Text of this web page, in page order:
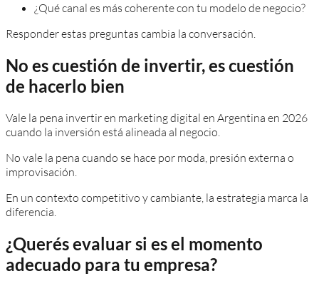
¿Qué canal es más coherente con tu modelo de negocio?
Responder estas preguntas cambia la conversación.
No es cuestión de invertir, es cuestión
de hacerlo bien
Vale la pena invertir en marketing digital en Argentina en 2026
cuando la inversión está alineada al negocio.
No vale la pena cuando se hace por moda, presión externa o
improvisación.
En un contexto competitivo y cambiante, la estrategia marca la
diferencia.
¿Querés evaluar si es el momento
adecuado para tu empresa?